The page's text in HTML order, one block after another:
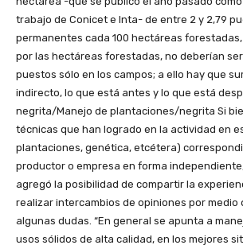
trabajo de Conicet e Inta- de entre 2 y 2,79
permanentes cada 100 hectáreas
por las hectáreas forestadas, no deberían ser
puestos sólo en los campos; a ello hay que
indirecto, lo que está antes y lo que está
negrita/Manejo de plantaciones/negrita Si
técnicas que han logrado en la actividad en
plantaciones, genética, etcétera)
productor o empresa en forma
agregó la posibilidad de compartir la
realizar intercambios de opiniones por medio
algunas dudas. “En general se apunta a
usos sólidos de alta calidad, en los mejores